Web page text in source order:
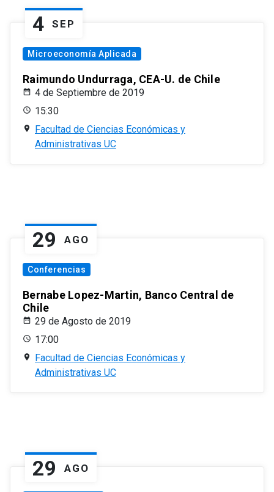
4 SEP
Microeconomía Aplicada
Raimundo Undurraga, CEA-U. de Chile
4 de Septiembre de 2019
15:30
Facultad de Ciencias Económicas y
Administrativas UC
29 AGO
Conferencias
Bernabe Lopez-Martin, Banco Central de
Chile
29 de Agosto de 2019
17:00
Facultad de Ciencias Económicas y
Administrativas UC
29 AGO